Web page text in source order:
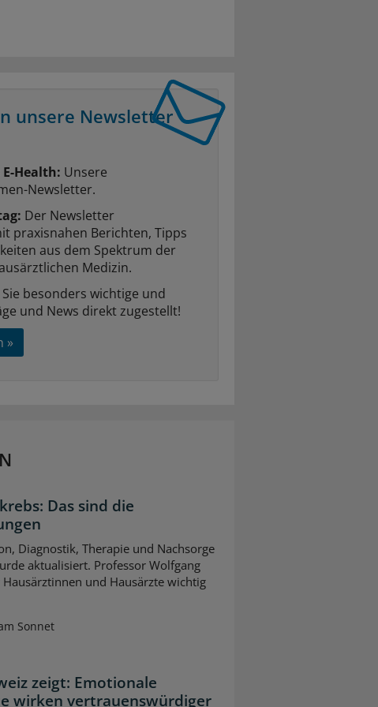
unsere Newsletter
Health: Unsere
Newsletter.
Der Newsletter
praxisnahen Berichten, Tipps
aus dem Spektrum der
Medizin.
besonders wichtige und
und News direkt zugestellt!
»
Das sind die
Diagnostik, Therapie und Nachsorge
aktualisiert. Professor Wolfgang
und Hausärzte wichtig
Sonnet
zeigt: Emotionale
wirken vertrauenswürdiger